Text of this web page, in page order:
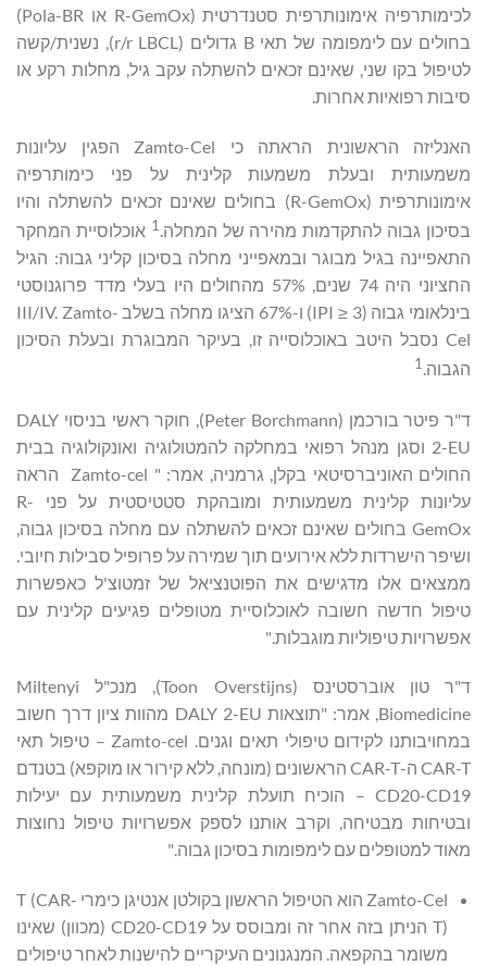
לכימותרפיה אימונותרפית סטנדרטית (R-GemOx או Pola-BR)
בחולים עם לימפומה של תאי B גדולים (r/r LBCL), נשנית/קשה
לטיפול בקו שני, שאינם זכאים להשתלה עקב גיל, מחלות רקע או
סיבות רפואיות אחרות.
האנליזה הראשונית הראתה כי Zamto-Cel הפגין עליונות
משמעותית ובעלת משמעות קלינית על פני כימותרפיה
אימונותרפית (R-GemOx) בחולים שאינם זכאים להשתלה והיו
בסיכון גבוה להתקדמות מהירה של המחלה. 1 אוכלוסיית המחקר
התאפיינה בגיל מבוגר ובמאפייני מחלה בסיכון קליני גבוה: הגיל
החציוני היה 74 שנים, 57% מהחולים היו בעלי מדד פרוגנוסטי
בינלאומי גבוה (IPI ≥ 3) ו-67% הציגו מחלה בשלב III/IV. Zamto-
Cel נסבל היטב באוכלוסייה זו, בעיקר המבוגרת ובעלת הסיכון
הגבוה.1
ד"ר פיטר בורכמן (Peter Borchmann), חוקר ראשי בניסוי DALY
2-EU וסגן מנהל רפואי במחלקה להמטולוגיה ואונקולוגיה בבית
החולים האוניברסיטאי בקלן, גרמניה, אמר: " Zamto-cel הראה
עליונות קלינית משמעותית ומובהקת סטטיסטית על פני R-
GemOx בחולים שאינם זכאים להשתלה עם מחלה בסיכון גבוה,
ושיפר הישרדות ללא אירועים תוך שמירה על פרופיל סבילות חיובי.
ממצאים אלו מדגישים את הפוטנציאל של זמטוצ'ל כאפשרות
טיפול חדשה חשובה לאוכלוסיית מטופלים פגיעים קלינית עם
אפשרויות טיפוליות מוגבלות."
ד"ר טון אוברסטינס (Toon Overstijns), מנכ"ל Miltenyi
Biomedicine, אמר: "תוצאות DALY 2-EU מהוות ציון דרך חשוב
במחויבותנו לקידום טיפולי תאים וגנים. Zamto-cel – טיפול תאי
CAR-T ה-CAR-T הראשונים (מונחה, ללא קירור או מוקפא) בטנדם
CD20-CD19 – הוכיח תועלת קלינית משמעותית עם יעילות
ובטיחות מבטיחה, וקרב אותנו לספק אפשרויות טיפול נחוצות
מאוד למטופלים עם לימפומות בסיכון גבוה."
Zamto-Cel הוא הטיפול הראשון בקולטן אנטיגן כימרי T (CAR-
T) הניתן בזה אחר זה ומבוסס על CD20-CD19 (מכוון) שאינו
משומר בהקפאה. המנגנונים העיקריים להישנות לאחר טיפולים